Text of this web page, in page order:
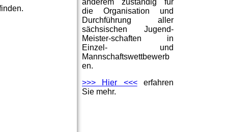
die Organisation und
Durchführung aller
sächsischen Jugend-
Meister-schaften in
Einzel- und
Mannschaftswettbewerb
en.
>>> Hier <<<erfahren
Sie mehr.